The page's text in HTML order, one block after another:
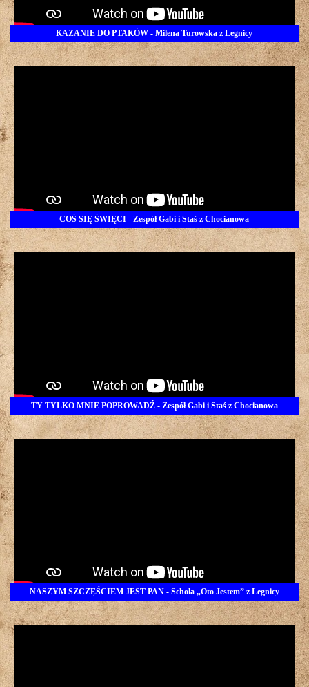
KAZANIE DO PTAKÓW - Milena Turowska z Legnicy
COŚ SIĘ ŚWIĘCI - Zespół Gabi i Staś z Chocianowa
TY TYLKO MNIE POPROWADŹ - Zespół Gabi i Staś z Chocianowa
NASZYM SZCZĘŚCIEM JEST PAN - Schola „Oto Jestem” z Legnicy